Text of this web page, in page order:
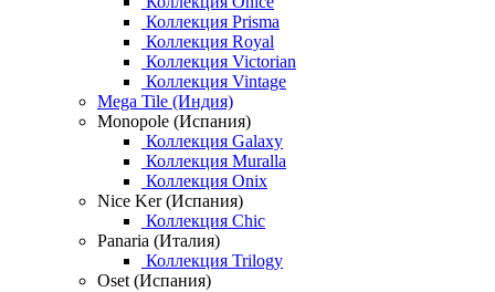
Коллекция Prisma
Коллекция Royal
Коллекция Victorian
Коллекция Vintage
Mega Tile (Индия)
Monopole (Испания)
Коллекция Galaxy
Коллекция Muralla
Коллекция Onix
Nice Ker (Испания)
Коллекция Chic
Panaria (Италия)
Коллекция Trilogy
Oset (Испания)